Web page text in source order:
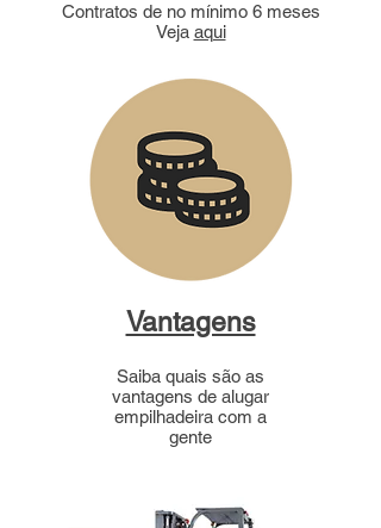
Contratos de no mínimo 6 meses
Veja aqui
Vantagens
Saiba quais são as
vantagens de alugar
empilhadeira com a
gente